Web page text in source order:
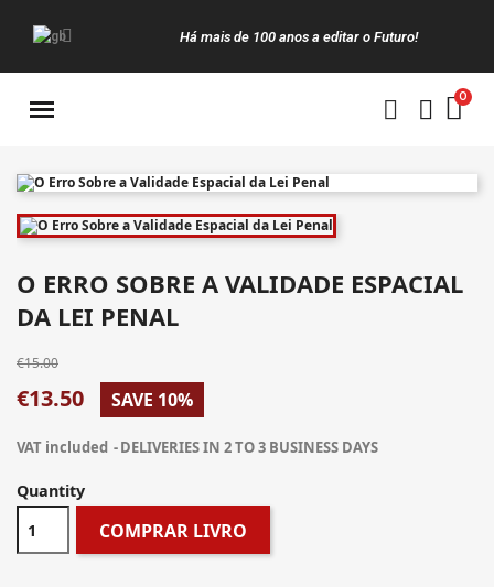
Há mais de 100 anos a editar o Futuro!
O ERRO SOBRE A VALIDADE ESPACIAL
DA LEI PENAL
€15.00
€13.50 SAVE 10%
VAT included DELIVERIES IN 2 TO 3 BUSINESS DAYS
Quantity
COMPRAR LIVRO